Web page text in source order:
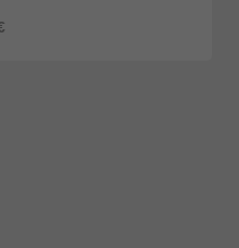
ab: sofort Sonstiges: